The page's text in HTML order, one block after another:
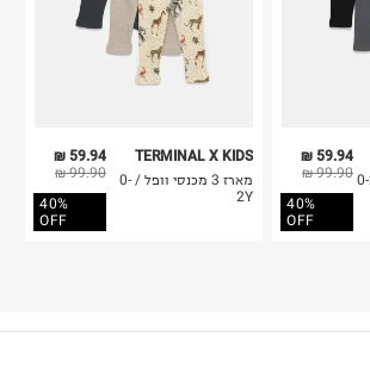
59.94 ₪
99.90 ₪
40%
OFF
TERMINAL X KIDS
מארז 3 מכנסי וופל / 0-
2Y
59.94 ₪
99.90 ₪
40%
OFF